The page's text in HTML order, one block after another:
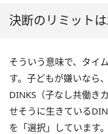
決断のリミット
そういう意味で、タイ
す。子どもが嫌いなら
DINKS（子なし共働き
せそうに生きている
を「選択」しています